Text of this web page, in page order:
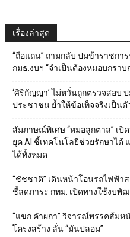
เรื่องล่าสุด
“ถือแถน” ถามกลับ ปมข้าราชกา
กมธ.งบฯ “จำเป็นต้องหมอบกราบ
‘ศิริกัญญา’ ไม่หวั่นถูกตรวจสอบ
ประชาชน ย้ำให้ข้อเท็จจริงเป็น
สัมภาษณ์พิเศษ “หมอลูกตาล” เปิ
ยุค AI ชี้เทคโนโลยีช่วยรักษาได้
ได้ทั้งหมด
“ชัชชาติ” เดินหน้าโอนรถไฟฟ้า
ชี้ลดภาระ กทม. เปิดทางใช้งบพั
“แขก คำผกา” วิจารณ์พรรคส้มห
โครงสร้าง ลั่น “มันปลอม”